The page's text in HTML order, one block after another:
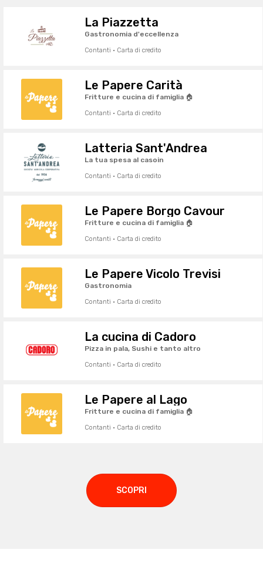
La Piazzetta
Gastronomia d'eccellenza
Contanti · Carta di credito
Le Papere Carità
Fritture e cucina di famiglia 🏠
Contanti · Carta di credito
Latteria Sant'Andrea
La tua spesa al casoin
Contanti · Carta di credito
Le Papere Borgo Cavour
Fritture e cucina di famiglia 🏠
Contanti · Carta di credito
Le Papere Vicolo Trevisi
Gastronomia
Contanti · Carta di credito
La cucina di Cadoro
Pizza in pala, Sushi e tanto altro
Contanti · Carta di credito
Le Papere al Lago
Fritture e cucina di famiglia 🏠
Contanti · Carta di credito
SCOPRI